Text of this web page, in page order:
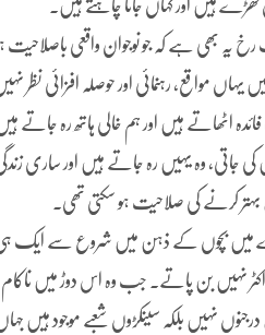
کھڑے ہیں اور کہاں جانا چاہتے ہیں۔
رخ یہ بھی ہے کہ جو نوجوان واقعی
مواقع، رہنمائی اور حوصلہ افزائی نظر
اٹھاتے ہیں اور ہم خالی ہاتھ رہ جاتے
جاتی، وہ یہیں رہ جاتے ہیں اور ساری
بہتر کرنے کی صلاحیت ہو سکتی تھی۔
نہیں بن پاتے۔ جب وہ اس دوڑ میں ناکام
درجنوں نہیں بلکہ سینکڑوں شعبے موجود ہیں